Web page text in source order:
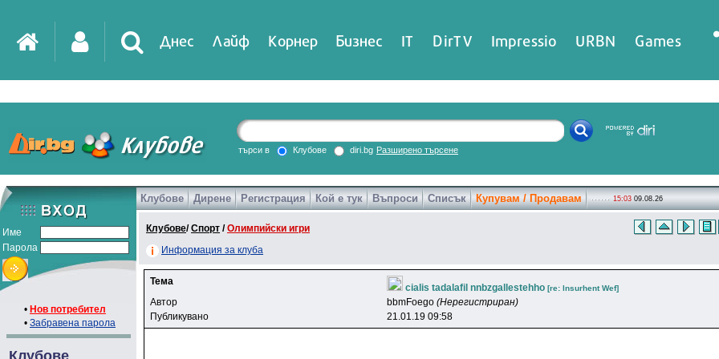
Днес Лайф Корнер Бизнес IT DirTV Impressio URBN Games
търси в Клубове diri.bg Разширено търсене
Име
Парола
• Нов потребител
• Забравена парола
Клубове
Клубове Дирене Регистрация Кой е тук Въпроси Списък Купувам / Продавам 15:03 09.08.26
Клубове/Спорт /Олимпийски игри
Информация за клуба
Тема
cialis tadalafil nnbzgallestehho [re: lnsurhent Wef]
Автор bbmFoego (Нерегистриран)
Публикувано
21.01.19 09:58